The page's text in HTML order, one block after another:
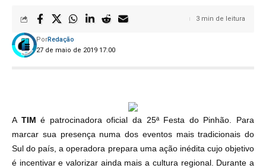
27 de maio de 2019 17:00
PorRedação
3 min de leitura
A TIM é patrocinadora oficial da 25ª Festa do Pinhão. Para
marcar sua presença numa dos eventos mais tradicionais do
Sul do país, a operadora prepara uma ação inédita cujo objetivo
é incentivar e valorizar ainda mais a cultura regional. Durante a